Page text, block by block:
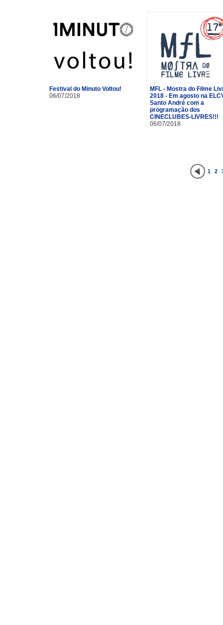
Festival do Minuto Voltou!
06/07/2018
MFL - Mostra do Filme
2018 - Em agosto na
Santo André com a
programação dos
CINECLUBES-LIVRES!!!
06/07/2018
1 2